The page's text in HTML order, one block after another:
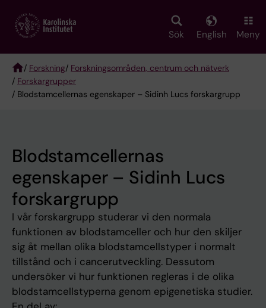
main
Sök English Meny
Breadcrumb
/ Forskning/ Forskningsområden, centrum och nätverk
/ Forskargrupper
/ Blodstamcellernas egenskaper – Sidinh Lucs forskargrupp
Blodstamcellernas
egenskaper – Sidinh Lucs
forskargrupp
I vår forskargrupp studerar vi den normala
funktionen av blodstamceller och hur den skiljer
sig åt mellan olika blodstamcellstyper i normalt
tillstånd och i cancerutveckling. Dessutom
undersöker vi hur funktionen regleras i de olika
blodstamcellstyperna genom epigenetiska studier.